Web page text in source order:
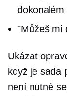
dokonalém
"Můžeš mi
Ukázat
když je sada
není nutné